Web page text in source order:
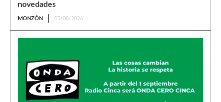
novedades
MONZÓN 05/08/2026